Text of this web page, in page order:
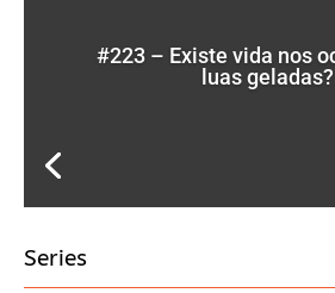
#223 – Existe vida nos
luas geladas?
Series